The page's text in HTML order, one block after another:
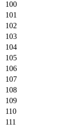
100
101
102
103
104
105
106
107
108
109
110
111